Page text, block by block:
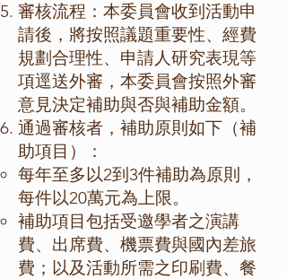
審核流程：本委員會收到活動申
請後，將按照議題重要性、經費
規劃合理性、申請人研究表現等
項逕送外審，本委員會按照外審
意見決定補助與否與補助金額。
通過審核者，補助原則如下（補
助項目）：
每年至多以2到3件補助為原則，
每件以20萬元為上限。
補助項目包括受邀學者之演講
費、出席費、機票費與國內差旅
費；以及活動所需之印刷費、餐